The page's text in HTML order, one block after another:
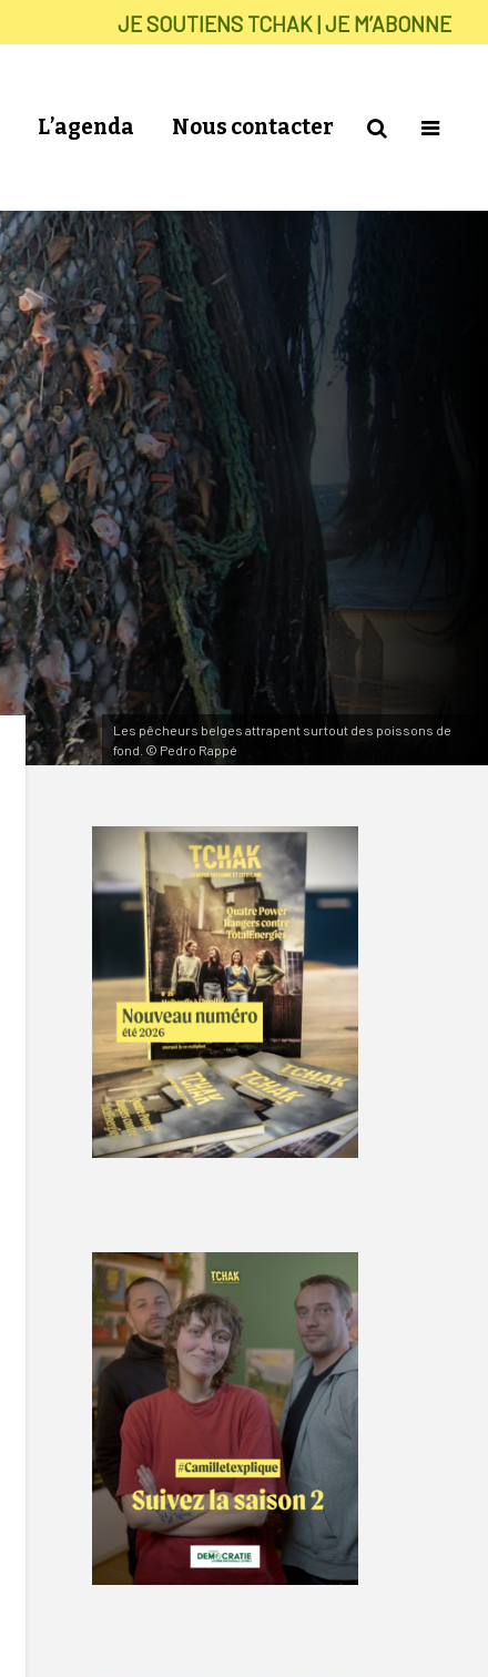
JE SOUTIENS TCHAK | JE M’ABONNE
L’agenda Nous contacter
Les pêcheurs belges attrapent surtout des poissons de
fond. © Pedro Rappé